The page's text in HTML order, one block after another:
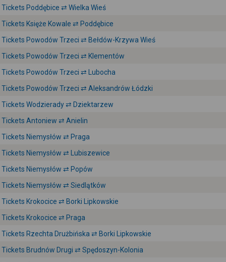
Tickets Poddębice ⇄ Wielka Wieś
Tickets Księże Kowale ⇄ Poddębice
Tickets Powodów Trzeci ⇄ Bełdów-Krzywa Wieś
Tickets Powodów Trzeci ⇄ Klementów
Tickets Powodów Trzeci ⇄ Lubocha
Tickets Powodów Trzeci ⇄ Aleksandrów Łódzki
Tickets Wodzierady ⇄ Dziektarzew
Tickets Antoniew ⇄ Anielin
Tickets Niemysłów ⇄ Praga
Tickets Niemysłów ⇄ Lubiszewice
Tickets Niemysłów ⇄ Popów
Tickets Niemysłów ⇄ Siedlątków
Tickets Krokocice ⇄ Borki Lipkowskie
Tickets Krokocice ⇄ Praga
Tickets Rzechta Drużbińska ⇄ Borki Lipkowskie
Tickets Brudnów Drugi ⇄ Spędoszyn-Kolonia